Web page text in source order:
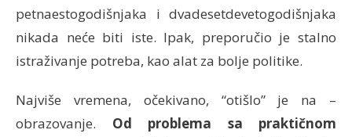
petnaestogodišnjaka i dvadesetdevetogodišnjaka
nikada neće biti iste. Ipak, preporučio je stalno
istraživanje potreba, kao alat za bolje politike.
Najviše vremena, očekivano, “otišlo” je na –
obrazovanje. Od problema sa praktičnom